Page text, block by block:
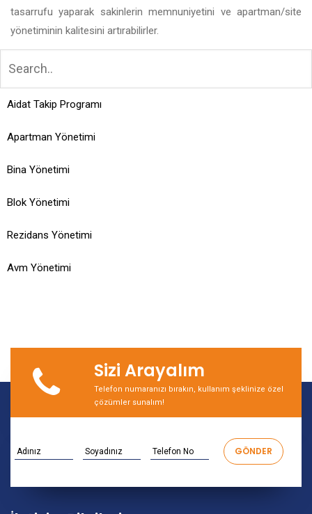
tasarrufu yaparak sakinlerin memnuniyetini ve apartman/site
yönetiminin kalitesini artırabilirler.
Aidat Takip Programı
Apartman Yönetimi
Bina Yönetimi
Blok Yönetimi
Rezidans Yönetimi
Avm Yönetimi
Sizi Arayalım
Telefon numaranızı bırakın, kullanım şeklinize özel
çözümler sunalım!